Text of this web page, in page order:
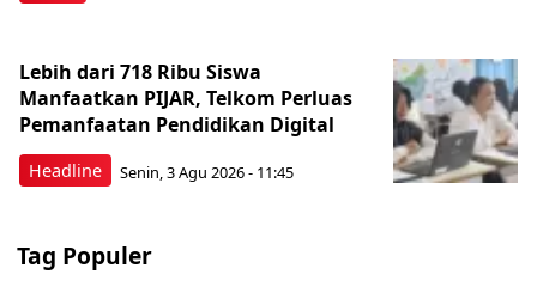
Headline
Lebih dari 718 Ribu Siswa
Manfaatkan PIJAR, Telkom Perluas
Pemanfaatan Pendidikan Digital
Senin, 3 Agu 2026 - 11:45
Tag Populer